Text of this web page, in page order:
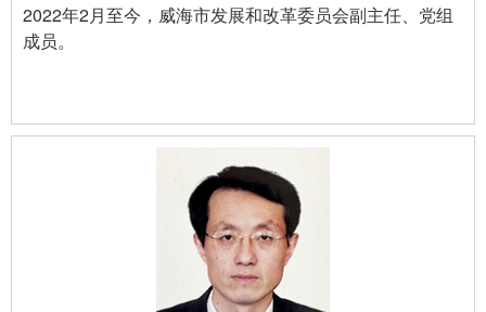
2022年2月至今，威海市发展和改革委员会副主任、党组
成员。